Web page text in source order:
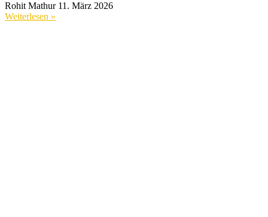
Rohit Mathur 11. März 2026
Weiterlesen »